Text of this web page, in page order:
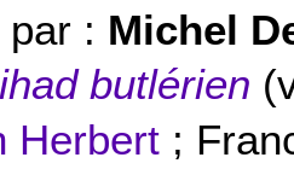
: Michel
butlérien
Herbert ;